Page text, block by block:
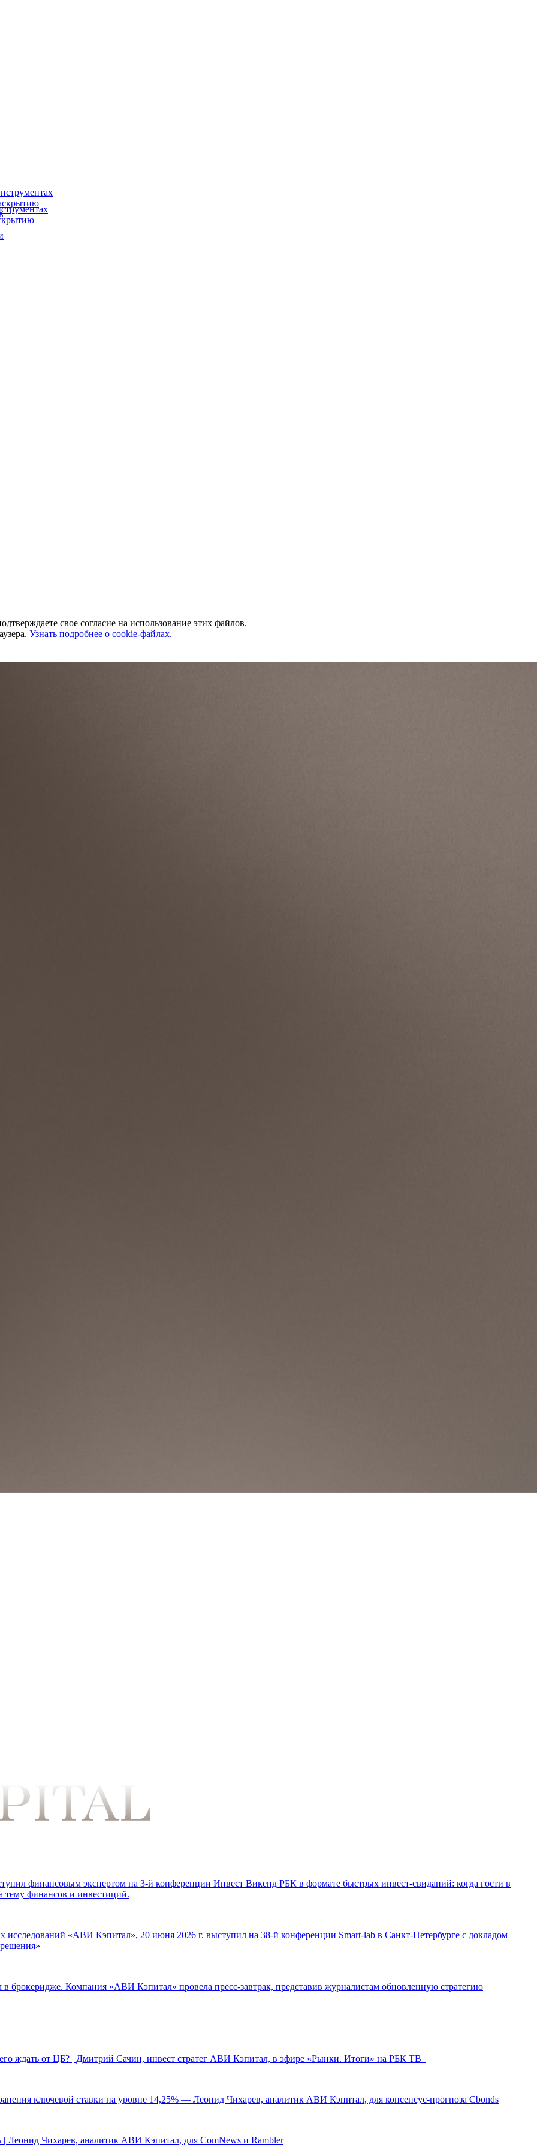
свое согласие на использование этих файлов.
Узнать подробнее о cookie-файлах.
финансовым экспертом на 3-й конференции Инвест Викенд РБК в формате быстрых инвест-свиданий: когда гости в
тему финансов и инвестиций.
исследований «АВИ Кэпитал», 20 июня 2026 г. выступил на 38-й конференции Smart-lab в Санкт-Петербурге с докладом
в брокеридже. Компания «АВИ Кэпитал» провела пресс-завтрак, представив журналистам обновленную стратегию
ждать от ЦБ? | Дмитрий Сачин, инвест стратег АВИ Кэпитал, в эфире «Рынки. Итоги» на РБК ТВ
ключевой ставки на уровне 14,25% — Леонид Чихарев, аналитик АВИ Кэпитал, для консенсус-прогноза Cbonds
Леонид Чихарев, аналитик АВИ Кэпитал, для ComNews и Rambler